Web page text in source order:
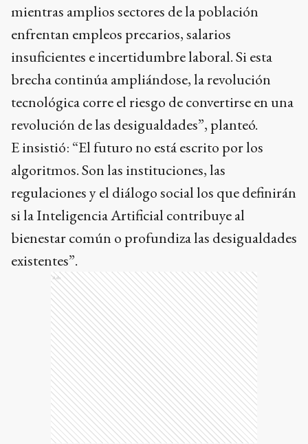
mientras amplios sectores de la población
enfrentan empleos precarios, salarios
insuficientes e incertidumbre laboral. Si esta
brecha continúa ampliándose, la revolución
tecnológica corre el riesgo de convertirse en una
revolución de las desigualdades”, planteó.
E insistió: “El futuro no está escrito por los
algoritmos. Son las instituciones, las
regulaciones y el diálogo social los que definirán
si la Inteligencia Artificial contribuye al
bienestar común o profundiza las desigualdades
existentes”.
Ads